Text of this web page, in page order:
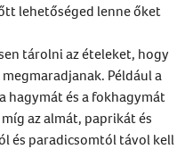
lehetőséged lenne őket
tárolni az ételeket, hogy
Például a
hagymát és a fokhagymát
az almát, paprikát és
és paradicsomtól távol kell